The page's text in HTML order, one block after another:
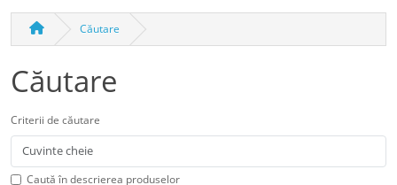
Căutare
Căutare
Criterii de căutare
Caută în descrierea produselor